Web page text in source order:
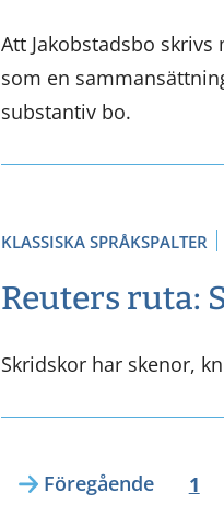
Att Jakobstadsbo
som en
substantiv bo.
KLASSISKA SPRÅKSPALTER
Reuters ruta:
Skridskor har skenor,
Föregående 1